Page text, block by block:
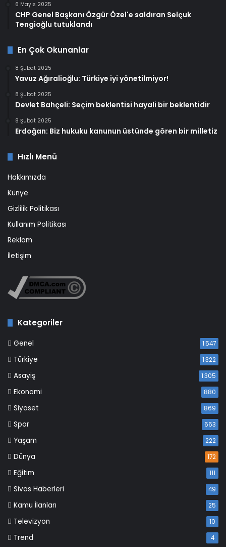
6 Mayıs 2025
CHP Genel Başkanı Özgür Özel'e saldıran Selçuk
Tengioğlu tutuklandı
En Çok Okunanlar
8 Şubat 2025
Yavuz Ağıralioğlu: Türkiye iyi yönetilmiyor!
8 Şubat 2025
Devlet Bahçeli: Seçim beklentisi hayali bir beklentidir
8 Şubat 2025
Erdoğan: Biz hukuku kanunun üstünde gören bir milletiz
Hızlı Menü
Hakkımızda
Künye
Gizlilik Politikası
Kullanım Politikası
Reklam
İletişim
Kategoriler
Genel 1.547
Türkiye 1.322
Asayiş 1.305
Ekonomi 880
Siyaset 869
Spor 663
Yaşam 222
Dünya 172
Eğitim 111
Sivas Haberleri 49
Kamu İlanları 25
Televizyon 10
Trend 4